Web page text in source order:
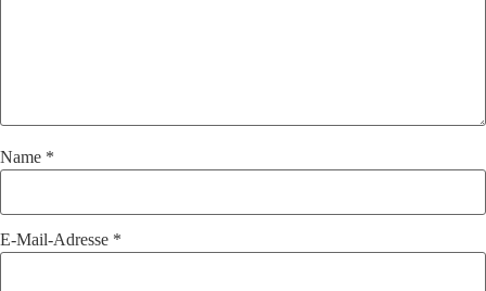
Name *
E-Mail-Adresse *